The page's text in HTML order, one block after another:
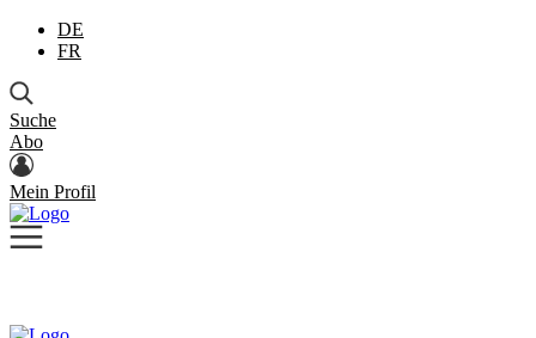
DE
FR
Suche
Abo
Mein Profil